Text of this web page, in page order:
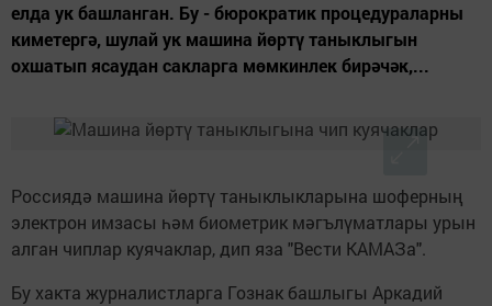
елда ук башланган. Бу - бюрократик процедураларны
киметергә, шулай ук машина йөртү таныклыгын
охшатып ясаудан сакларга мөмкинлек бирәчәк,...
Россиядә машина йөртү таныклыкларына шоферның
электрон имзасы һәм биометрик мәгълүматлары урын
алган чиплар куячаклар, дип яза "Вести КАМАЗа".
Бу хакта журналистларга Гознак башлыгы Аркадий